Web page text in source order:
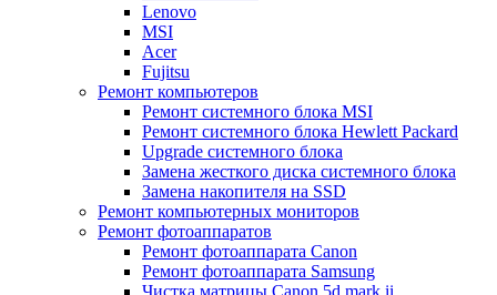
Lenovo
MSI
Acer
Fujitsu
Ремонт компьютеров
Ремонт системного блока MSI
Ремонт системного блока Hewlett Packard
Upgrade системного блока
Замена жесткого диска системного блока
Замена накопителя на SSD
Ремонт компьютерных мониторов
Ремонт фотоаппаратов
Ремонт фотоаппарата Canon
Ремонт фотоаппарата Samsung
Чистка матрицы Canon 5d mark ii